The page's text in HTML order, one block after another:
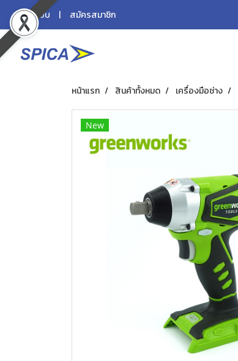
เข้าสู่ระบบ สมัครสมาชิก
หน้าแรก สินค้าทั้งหมด เครื่องมือช่าง
New